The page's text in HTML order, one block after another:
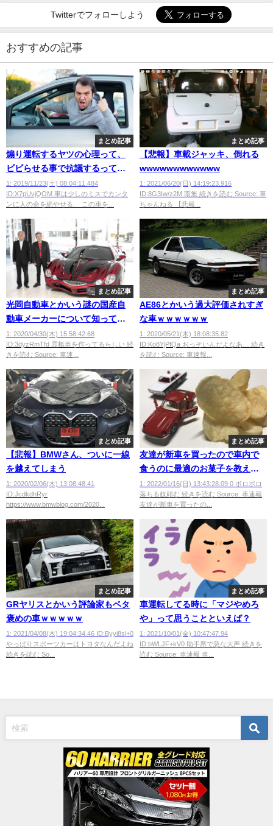
Twitterでフォローしよう
おすすめの記事
まとめ記事
煽り運転するヤツの心理って、
ビビらせる事で抗議するってこ
とか？
1: 2019/11/23(土) 08:04:11.484
ID:X7pUvjQOM 車は少しのミスでカンタ
ンに人の命を絶やせる、 この車を...
まとめ記事
【悲報】車載ジャッキ、倒れる
wwwwwwwwwwww
1: 2021/06/20(日) 14:19:23.916
ID:8G3Iw/z2M 南無 続きを読む Source: 車
ちゃんねる 【悲報...
まとめ記事
光岡自動車とかいう謎の国産自
動車メーカーについて知ってる
ことｗｗｗｗｗ
1: 2020/04/30(木) 15:58:42.68
ID:3dyzRmTfd 霊柩車を作ってるらしい 続
きを読む Source: 車速...
まとめ記事
AE86とかいう過大評価されすぎ
な車ｗｗｗｗｗｗ
1: 2020/05/21(木) 18:08:35.82
ID:Ko8YjPfQa おっそいんだよなあ… 続き
を読む Source: 車速報...
まとめ記事
【悲報】BMWさん、ついに一線
を越えてしまう
1: 2020/02/06(木) 13:08:48.41
ID:JcdkdhRyr
https://www.bmwblog.com/2020...
まとめ記事
友達が新車を買ったので車内で
食うのに最適のお菓子を教えて
ください
1: 2022/01/16(日) 13:43:28.09 0 ボロボロ
落ちる奴頼む 続きを読む Source: 車速報
友達が新車を買ったの...
まとめ記事
GRヤリスとかいう評論家もベタ
褒めの車ｗｗｗｗｗ
1: 2021/04/08(木) 19:04:34.46 ID:Byyi8sl+0
やっぱりスポーツカーはトヨタなんだよね
続きを読む So...
まとめ記事
車運転してる時に「マジやめろ
や」って思うことといえば？
1: 2021/10/01(金) 10:47:47.94
ID:bWLJF+kV0 助手席で急な大声 続きを
読む Source: 車速報 車...